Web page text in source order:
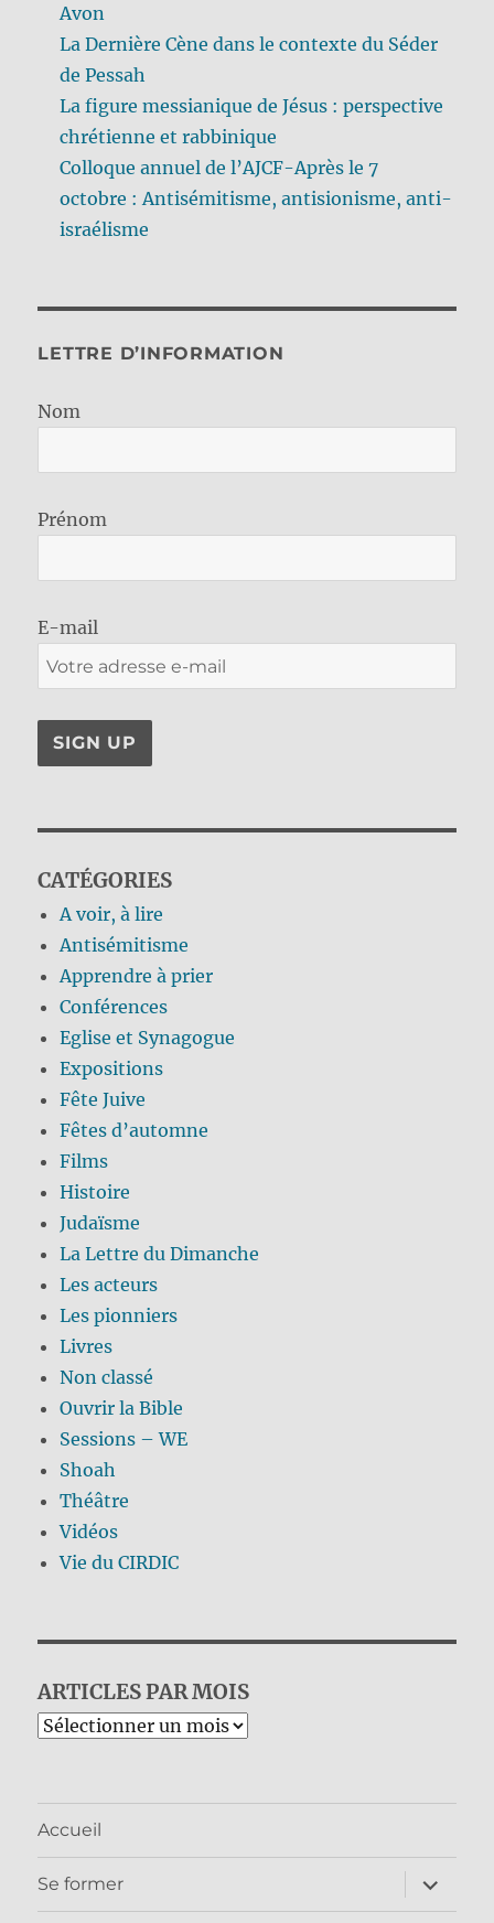
Avon
La Dernière Cène dans le contexte du Séder
de Pessah
La figure messianique de Jésus : perspective
chrétienne et rabbinique
Colloque annuel de l’AJCF-Après le 7
octobre : Antisémitisme, antisionisme, anti-
israélisme
LETTRE D’INFORMATION
Nom
Prénom
E-mail
CATÉGORIES
A voir, à lire
Antisémitisme
Apprendre à prier
Conférences
Eglise et Synagogue
Expositions
Fête Juive
Fêtes d’automne
Films
Histoire
Judaïsme
La Lettre du Dimanche
Les acteurs
Les pionniers
Livres
Non classé
Ouvrir la Bible
Sessions – WE
Shoah
Théâtre
Vidéos
Vie du CIRDIC
ARTICLES PAR MOIS
Archives
Accueil
Se former
ouvrir
le
sous-